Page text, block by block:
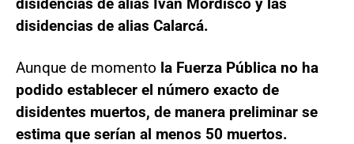
disidencias de alias Calarcá.
Aunque de momento la Fuerza Pública no ha
podido establecer el número exacto de
disidentes muertos, de manera preliminar se
estima que serían al menos 50 muertos.